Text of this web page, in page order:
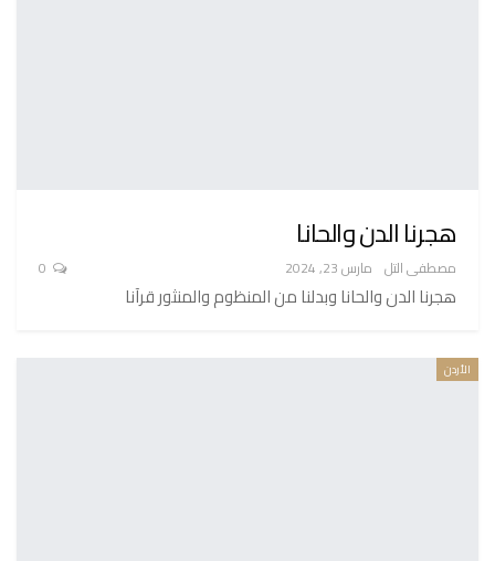
هجرنا الدن والحانا
مصطفى التل مارس 23, 2024
هجرنا الدن والحانا وبدلنا من المنظوم والمنثور قرآنا
الأردن